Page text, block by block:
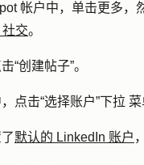
帐户中，单击更多，
社交。
“创建帖子”。
点击“选择账户”下拉
默认的 LinkedIn 账户